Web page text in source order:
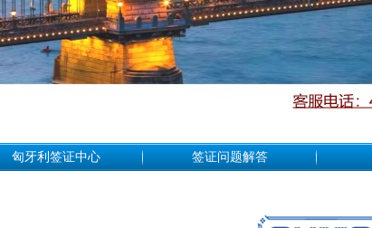
匈牙利签证中心 签证问题解答